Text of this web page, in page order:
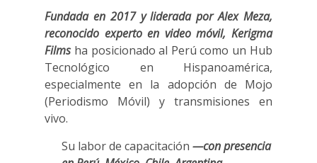
Fundada en 2017 y liderada por Alex Meza,
reconocido experto en video móvil, Kerigma
Filmsha posicionado al Perú como un Hub
Tecnológico en Hispanoamérica,
especialmente en la adopción de Mojo
(Periodismo Móvil) y transmisiones en
vivo.
Su labor de capacitación—con presencia